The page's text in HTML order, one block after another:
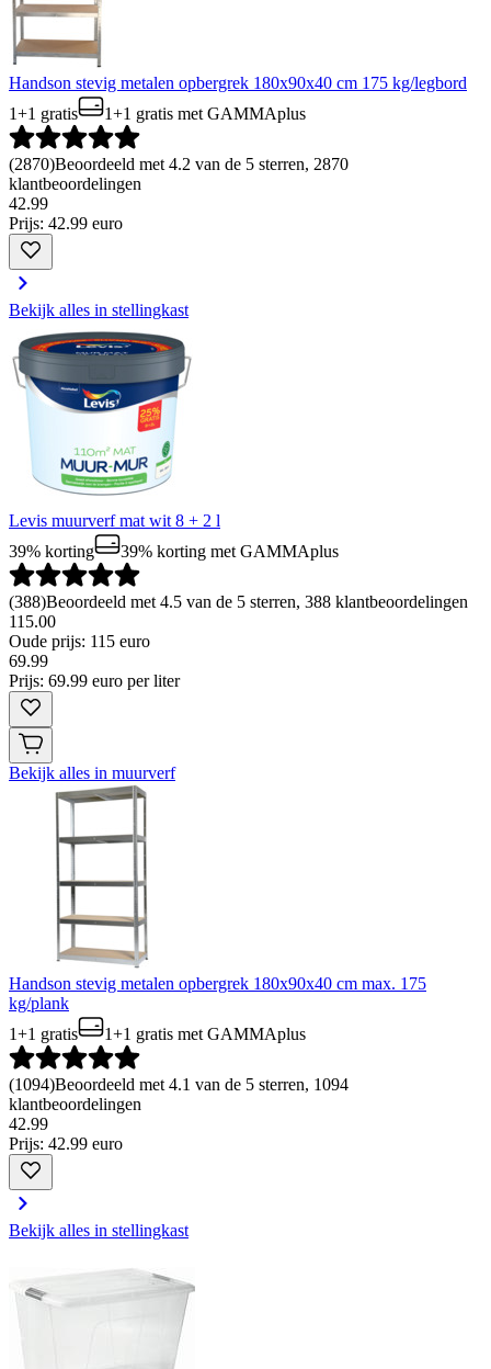
Handson stevig metalen opbergrek 180x90x40 cm 175 kg/legbord
1+1 gratis
1+1 gratis met GAMMAplus
(2870)Beoordeeld met 4.2 van de 5 sterren, 2870
klantbeoordelingen
42.99
Prijs: 42.99 euro
Bekijk alles in stellingkast
Levis muurverf mat wit 8 + 2 l
39% korting
39% korting met GAMMAplus
(388)Beoordeeld met 4.5 van de 5 sterren, 388 klantbeoordelingen
115.00
Oude prijs: 115 euro
69.99
Prijs: 69.99 euro per liter
Bekijk alles in muurverf
Handson stevig metalen opbergrek 180x90x40 cm max. 175
kg/plank
1+1 gratis
1+1 gratis met GAMMAplus
(1094)Beoordeeld met 4.1 van de 5 sterren, 1094
klantbeoordelingen
42.99
Prijs: 42.99 euro
Bekijk alles in stellingkast